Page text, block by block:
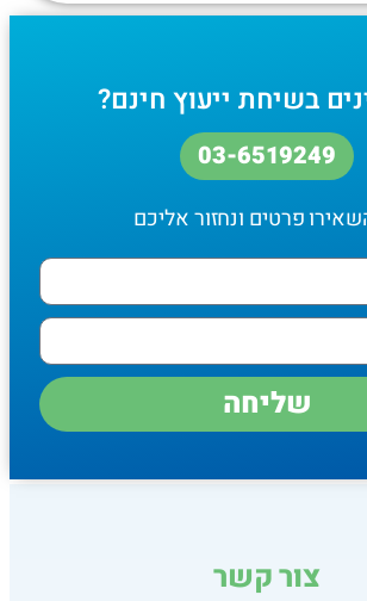
בשיחת ייעוץ חינם?
03-6519249
פרטים ונחזור אליכם
שליחה
צור קשר